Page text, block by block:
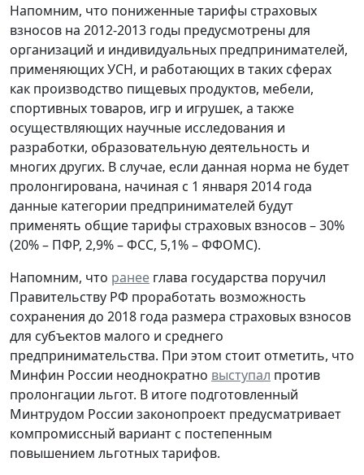
Напомним, что пониженные тарифы страховых
взносов на 2012-2013 годы предусмотрены для
организаций и индивидуальных предпринимателей,
применяющих УСН, и работающих в таких сферах
как производство пищевых продуктов, мебели,
спортивных товаров, игр и игрушек, а также
осуществляющих научные исследования и
разработки, образовательную деятельность и
многих других. В случае, если данная норма не будет
пролонгирована, начиная с 1 января 2014 года
данные категории предпринимателей будут
применять общие тарифы страховых взносов – 30%
(20% – ПФР, 2,9% – ФСС, 5,1% – ФФОМС).
Напомним, что ранее глава государства поручил
Правительству РФ проработать возможность
сохранения до 2018 года размера страховых взносов
для субъектов малого и среднего
предпринимательства. При этом стоит отметить, что
Минфин России неоднократно выступал против
пролонгации льгот. В итоге подготовленный
Минтрудом России законопроект предусматривает
компромиссный вариант с постепенным
повышением льготных тарифов.